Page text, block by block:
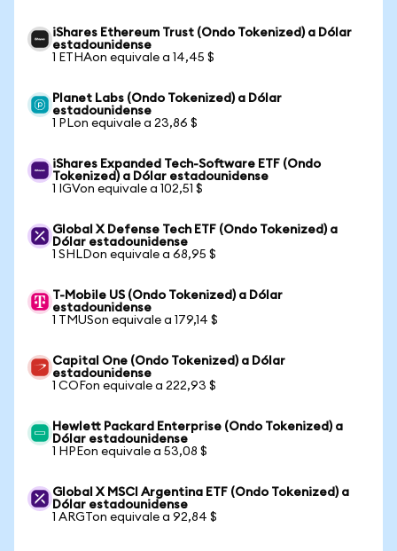
iShares Ethereum Trust (Ondo Tokenized) a Dólar
estadounidense
1 ETHAon equivale a 14,45 $
Planet Labs (Ondo Tokenized) a Dólar
estadounidense
1 PLon equivale a 23,86 $
iShares Expanded Tech-Software ETF (Ondo
Tokenized) a Dólar estadounidense
1 IGVon equivale a 102,51 $
Global X Defense Tech ETF (Ondo Tokenized) a
Dólar estadounidense
1 SHLDon equivale a 68,95 $
T-Mobile US (Ondo Tokenized) a Dólar
estadounidense
1 TMUSon equivale a 179,14 $
Capital One (Ondo Tokenized) a Dólar
estadounidense
1 COFon equivale a 222,93 $
Hewlett Packard Enterprise (Ondo Tokenized) a
Dólar estadounidense
1 HPEon equivale a 53,08 $
Global X MSCI Argentina ETF (Ondo Tokenized) a
Dólar estadounidense
1 ARGTon equivale a 92,84 $